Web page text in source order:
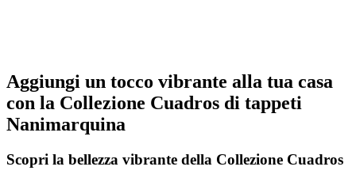
Aggiungi un tocco vibrante alla tua casa
con la Collezione Cuadros di tappeti
Nanimarquina
Scopri la bellezza vibrante della Collezione Cuadros